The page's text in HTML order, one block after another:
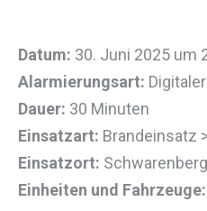
Datum: 30. Juni 2025 um
Alarmierungsart:
Dauer: 30 Minuten
Einsatzart: Brandeinsatz
Einsatzort:
Einheiten und Fahrzeuge: